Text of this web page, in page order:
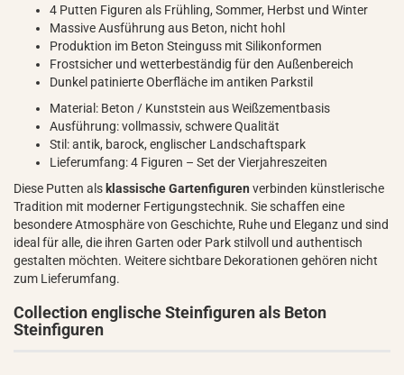
4 Putten Figuren als Frühling, Sommer, Herbst und Winter
Massive Ausführung aus Beton, nicht hohl
Produktion im Beton Steinguss mit Silikonformen
Frostsicher und wetterbeständig für den Außenbereich
Dunkel patinierte Oberfläche im antiken Parkstil
Material: Beton / Kunststein aus Weißzementbasis
Ausführung: vollmassiv, schwere Qualität
Stil: antik, barock, englischer Landschaftspark
Lieferumfang: 4 Figuren – Set der Vierjahreszeiten
Diese Putten als klassische Gartenfiguren verbinden künstlerische
Tradition mit moderner Fertigungstechnik. Sie schaffen eine
besondere Atmosphäre von Geschichte, Ruhe und Eleganz und sind
ideal für alle, die ihren Garten oder Park stilvoll und authentisch
gestalten möchten. Weitere sichtbare Dekorationen gehören nicht
zum Lieferumfang.
Collection englische Steinfiguren als Beton
Steinfiguren